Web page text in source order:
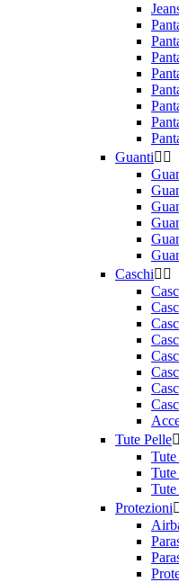
Guanti 
Caschi 
Tute Pelle
Protezioni